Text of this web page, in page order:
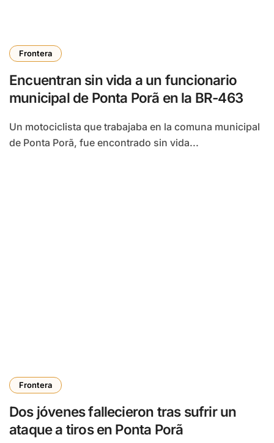
Frontera
Encuentran sin vida a un funcionario
municipal de Ponta Porã en la BR-463
Un motociclista que trabajaba en la comuna municipal
de Ponta Porã, fue encontrado sin vida...
Frontera
Dos jóvenes fallecieron tras sufrir un
ataque a tiros en Ponta Porã